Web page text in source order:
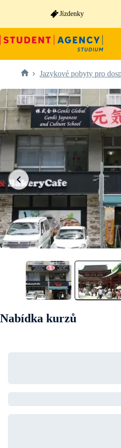
Jízdenky
Jazykové pobyty pro
Nabídka kurzů